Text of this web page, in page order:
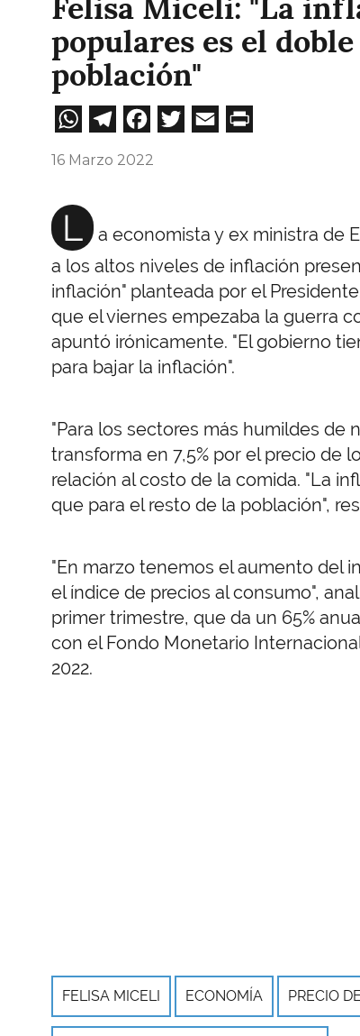
Felisa Miceli: "La
populares es el
población"
WhatsApp
Telegram
Facebook
Twitter
Email
16 Marzo 2022
L
a economista y ex ministra de
a los altos niveles de inflación
inflación" planteada por el
que el viernes empezaba la guerra
apuntó irónicamente. "El gobierno
para bajar la inflación".
"Para los sectores más humildes de
transforma en 7,5% por el precio de
relación al costo de la comida. "La
que para el resto de la población",
"En marzo tenemos el aumento del
el índice de precios al consumo",
primer trimestre, que da un 65%
con el Fondo Monetario
2022.
FELISA MICELI ECONOMÍA PRECIO